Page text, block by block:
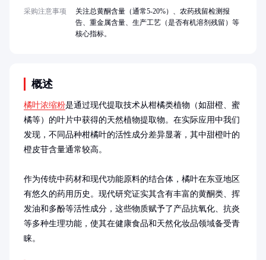
概述
橘叶浓缩粉是通过现代提取技术从柑橘类植物（如甜橙、蜜
橘等）的叶片中获得的天然植物提取物。在实际应用中我们
发现，不同品种柑橘叶的活性成分差异显著，其中甜橙叶的
橙皮苷含量通常较高。
作为传统中药材和现代功能原料的结合体，橘叶在东亚地区
有悠久的药用历史。现代研究证实其含有丰富的黄酮类、挥
发油和多酚等活性成分，这些物质赋予了产品抗氧化、抗炎
等多种生理功能，使其在健康食品和天然化妆品领域备受青
睐。
采购注意事项
关注总黄酮含量（通常5-20%）、农药残留检测报
告、重金属含量、生产工艺（是否有机溶剂残留）等
核心指标。